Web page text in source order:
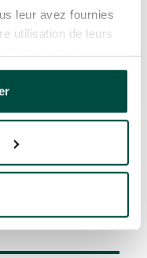
leur avez fournies
utilisation de leurs
utiliser